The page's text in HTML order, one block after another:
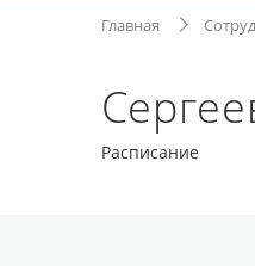
Главная
Расписание